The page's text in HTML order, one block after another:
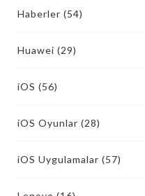
Haberler (54)
Huawei (29)
iOS (56)
iOS Oyunlar (28)
iOS Uygulamalar (57)